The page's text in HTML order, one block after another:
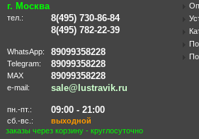
г. Москва
тел.:
8(495) 730-86-84
8(495) 782-22-39
WhatsApp: 89099358228
Telegram: 89099358228
MAX 89099358228
e-mail: sale@lustravik.ru
пн.-пт.: 09:00 - 21:00
сб.-вс.:
выходной
заказы через корзину - круглосуточно